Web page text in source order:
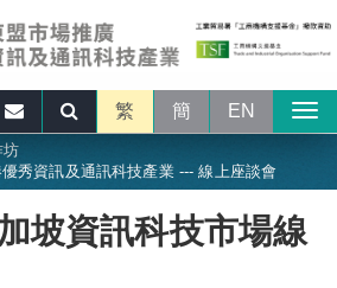
繁 簡 EN
坊
秀資訊及通訊科技產業 --- 線上座談會
坡資訊科技市場線